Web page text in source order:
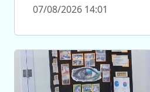
07/08/2026 14:01